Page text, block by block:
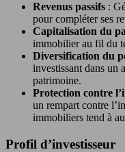
Revenus passifs :
pour compléter ses
Capitalisation du
immobilier au fil du
Diversification du
investissant dans un
patrimoine.
Protection contre
un rempart contre
immobiliers tend à
Profil d’investisseur